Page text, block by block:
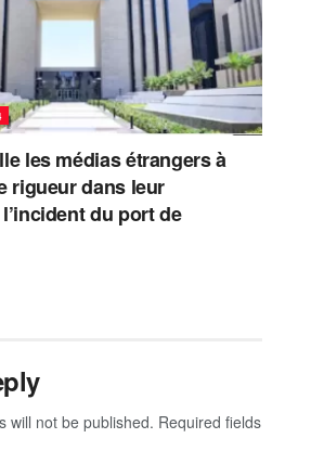
les médias étrangers à
rigueur dans leur
du port de
will not be published. Required fields